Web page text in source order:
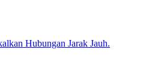
Hubungan Jarak Jauh.